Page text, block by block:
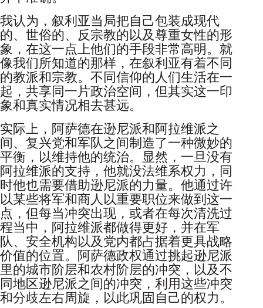
我认为，叙利亚当局把自己包装成现代
的、世俗的、反宗教的以及尊重女性的形
象，在这一点上他们的手段非常高明。就
像我们所知道的那样，在叙利亚有着不同
的教派和宗教。不同信仰的人们生活在一
起，共享同一片政治空间，但其实这一印
象和真实情况相去甚远。
实际上，阿萨德在逊尼派和阿拉维派之
间、复兴党和军队之间制造了一种微妙的
平衡，以维持他的统治。显然，一旦没有
阿拉维派的支持，他就没法维系权力，同
时他也需要借助逊尼派的力量。他通过许
以某些将军和商人以重要职位来做到这一
点，但每当冲突出现，或者在每次清洗过
程当中，阿拉维派都做得更好，并在军
队、安全机构以及党内都占据着更具战略
价值的位置。阿萨德政权通过挑起逊尼派
里的城市阶层和农村阶层的冲突，以及不
同地区逊尼派之间的冲突，利用这些冲突
和分歧左右周旋，以此巩固自己的权力。